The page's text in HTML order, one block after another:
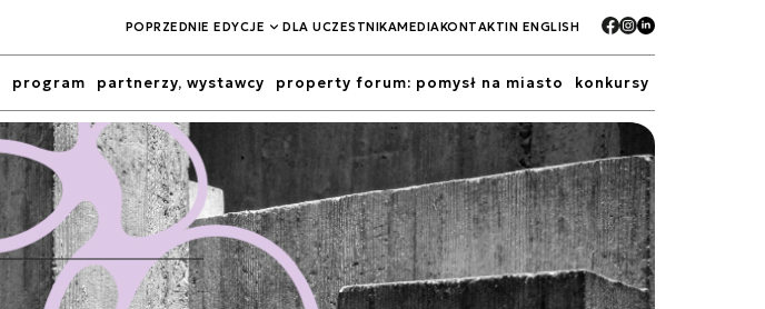
POPRZEDNIE EDYCJE DLA UCZESTNIKAMEDIAKONTAKTIN ENGLISH
program partnerzy, wystawcy property forum: pomysł na miasto konkursy